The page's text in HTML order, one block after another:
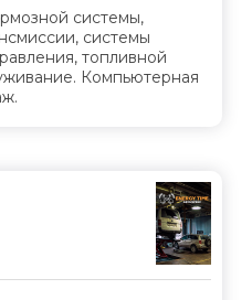
системы,
системы
топливной
Компьютерная